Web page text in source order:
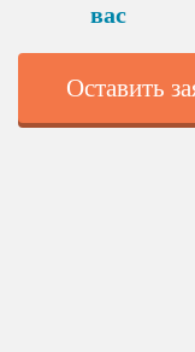
вас
Оставить